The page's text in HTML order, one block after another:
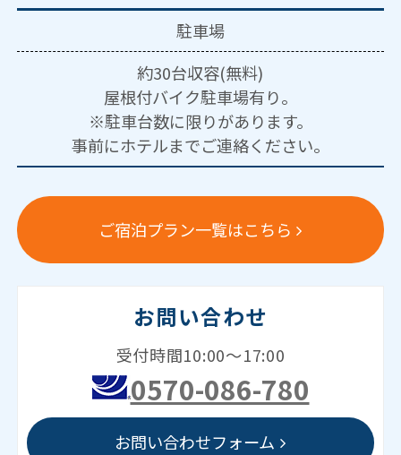
駐車場
約30台収容(無料)
屋根付バイク駐車場有り。
※駐車台数に限りがあります。
事前にホテルまでご連絡ください。
ご宿泊プラン一覧はこちら
お問い合わせ
受付時間10:00～17:00
0570-086-780
お問い合わせフォーム